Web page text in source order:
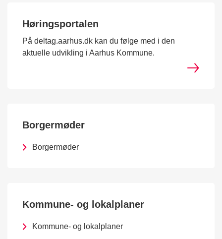
Høringsportalen
På deltag.aarhus.dk kan du følge med i den
aktuelle udvikling i Aarhus Kommune.
Borgermøder
Borgermøder
Kommune- og lokalplaner
Kommune- og lokalplaner